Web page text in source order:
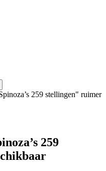
259 stellingen" ruimer
259